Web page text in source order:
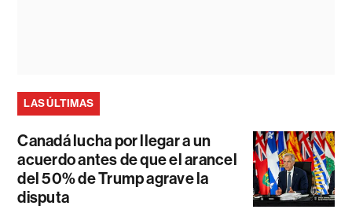
LAS ÚLTIMAS
Canadá lucha por llegar a un
acuerdo antes de que el arancel
del 50% de Trump agrave la
disputa